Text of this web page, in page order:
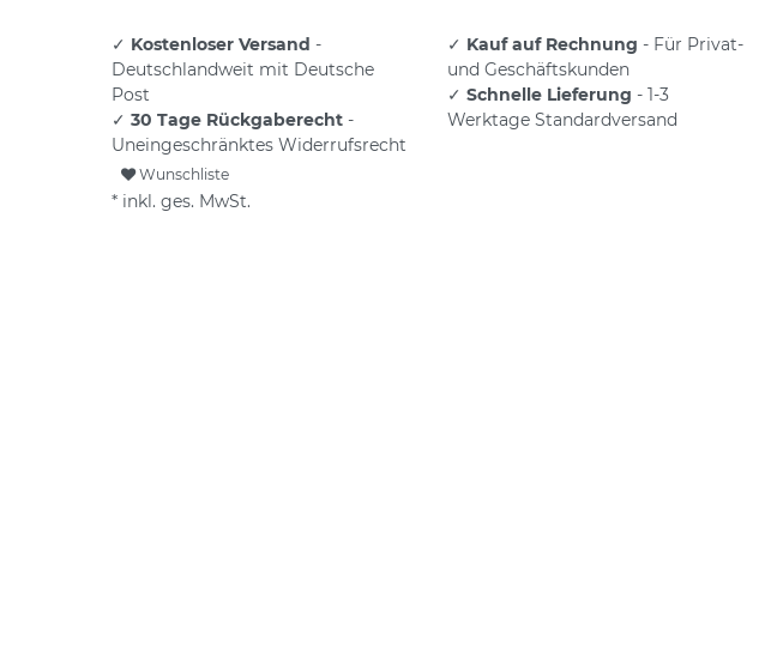
✓ Kostenloser Versand -
Deutschlandweit mit Deutsche
Post
✓ 30 Tage Rückgaberecht -
Uneingeschränktes Widerrufsrecht
✓ Kauf auf Rechnung - Für Privat-
und Geschäftskunden
✓ Schnelle Lieferung - 1-3
Werktage Standardversand
Wunschliste
* inkl. ges. MwSt.